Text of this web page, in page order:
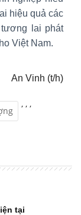
hiệu quả các
lai phát
Việt Nam.
An Vinh (t/h)
, , ,
tại